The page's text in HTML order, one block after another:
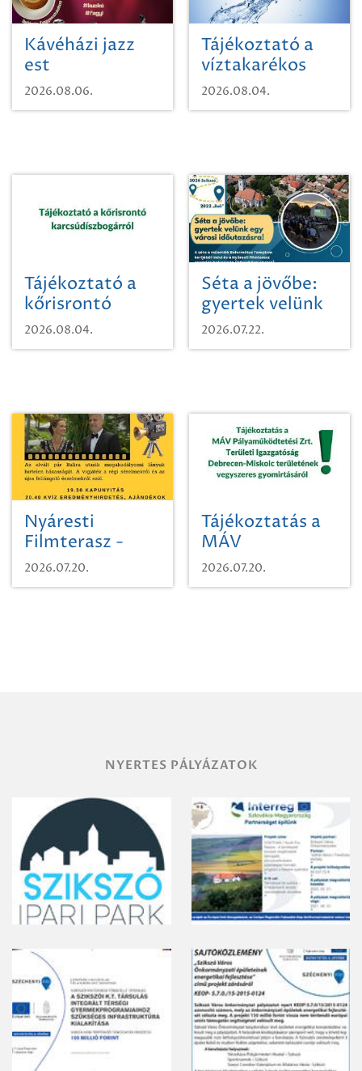
Kávéházi jazz
est
2026.08.06.
Tájékoztató a
víztakarékos
vízhasználatról
2026.08.04.
Tájékoztató a
kőrisrontó
karcsúdíszbogárról
2026.08.04.
Séta a jövőbe:
gyertek velünk
egy városi
időutazásra!
2026.07.22.
Nyáresti
Filmterasz -
Beugró a
Paradicsomba
2026.07.20.
Tájékoztatás a
MÁV
Pályaműködtetési
Zrt. Területi
2026.07.20.
NYERTES PÁLYÁZATOK